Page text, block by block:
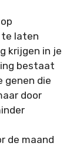
te laten
krijgen in je
bestaat
genen die
door
de maand